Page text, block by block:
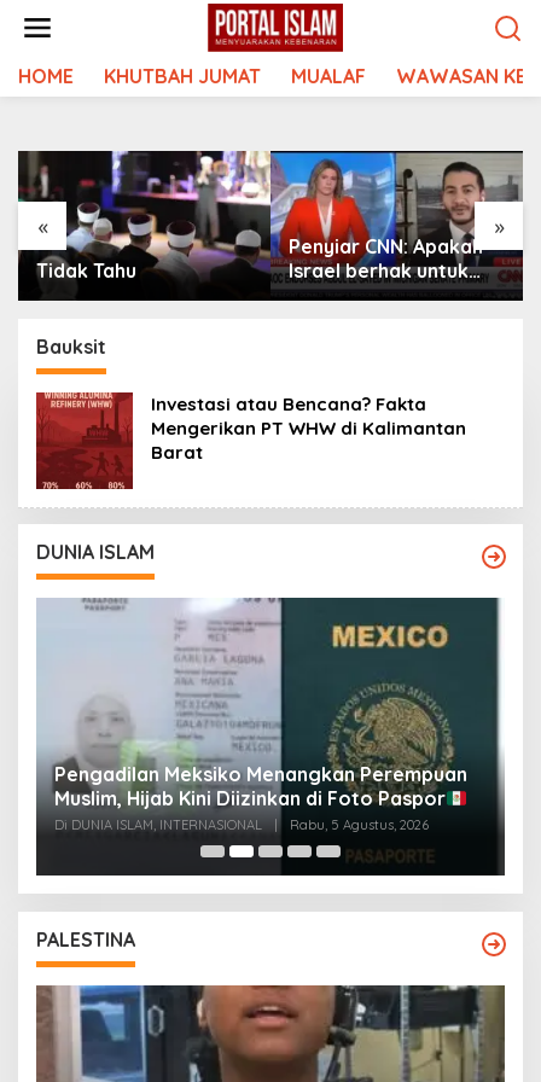
HOME KHUTBAH JUMAT MUALAF WAWASAN
« »
Tidak Tahu
Penyiar CNN: Apakah
Israel berhak untuk
eksis? Abdul El-Sayed
Bauksit
Investasi atau Bencana? Fakta
Mengerikan PT WHW di Kalimantan
Barat
DUNIA ISLAM
Pengadilan Meksiko Menangkan Perempuan
Muslim, Hijab Kini Diizinkan di Foto Paspor
Di DUNIA ISLAM, INTERNASIONAL Rabu, 5 Agustus, 2026
PALESTINA